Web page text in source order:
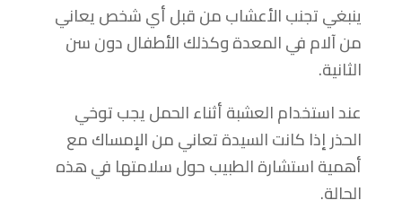
ينبغي تجنب الأعشاب من قبل أي شخص يعاني
من آلام في المعدة وكذلك الأطفال دون سن
الثانية.
عند استخدام العشبة أثناء الحمل يجب توخي
الحذر إذا كانت السيدة تعاني من الإمساك مع
أهمية استشارة الطبيب حول سلامتها في هذه
الحالة.